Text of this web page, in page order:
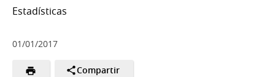
Estadísticas
01/01/2017
Compartir